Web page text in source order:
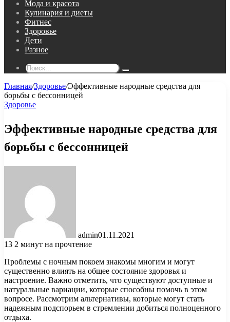
Мода и красота
Кулинария и диеты
Фитнес
Здоровье
Дети
Разное
Поиск...
Главная/Здоровье/Эффективные народные средства для
борьбы с бессонницей
Здоровье
Эффективные народные средства для
борьбы с бессонницей
admin01.11.2021
13 2 минут на прочтение
Проблемы с ночным покоем знакомы многим и могут
существенно влиять на общее состояние здоровья и
настроение. Важно отметить, что существуют доступные и
натуральные вариации, которые способны помочь в этом
вопросе. Рассмотрим альтернативы, которые могут стать
надежным подспорьем в стремлении добиться полноценного
отдыха.